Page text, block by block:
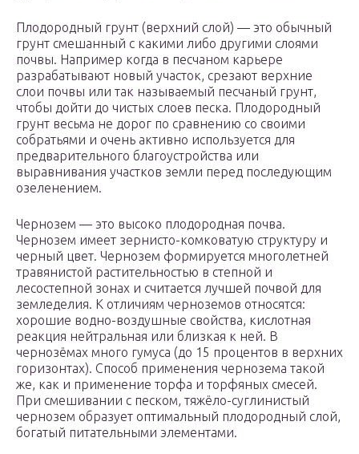
Плодородный грунт (верхний слой) — это обычный
грунт смешанный с какими либо другими слоями
почвы. Например когда в песчаном карьере
разрабатывают новый участок, срезают верхние
слои почвы или так называемый песчаный грунт,
чтобы дойти до чистых слоев песка. Плодородный
грунт весьма не дорог по сравнению со своими
собратьями и очень активно используется для
предварительного благоустройства или
выравнивания участков земли перед последующим
озеленением.
Чернозем — это высоко плодородная почва.
Чернозем имеет зернисто-комковатую структуру и
черный цвет. Чернозем формируется многолетней
травянистой растительностью в степной и
лесостепной зонах и считается лучшей почвой для
земледелия. К отличиям черноземов относятся:
хорошие водно-воздушные свойства, кислотная
реакция нейтральная или близкая к ней. В
чернозёмах много гумуса (до 15 процентов в верхних
горизонтах). Способ применения чернозема такой
же, как и применение торфа и торфяных смесей.
При смешивании с песком, тяжёло-суглинистый
чернозем образует оптимальный плодородный слой,
богатый питательными элементами.